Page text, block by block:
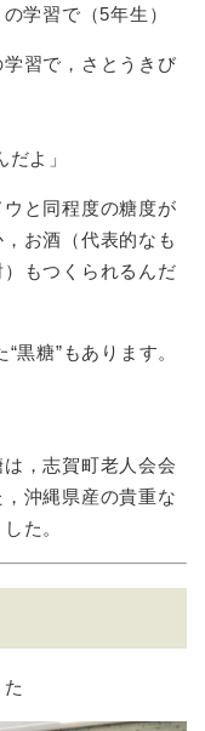
学習で（5年生）
習で，さとうきび
よ」
と同程度の糖度が
お酒（代表的なも
もつくられるんだ
黒糖”もあります。
，志賀町老人会会
沖縄県産の貴重な
た。